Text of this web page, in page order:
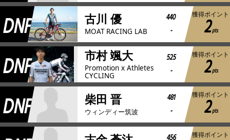
DNF 古川 優
MOAT RACING LAB
440
-
獲得ポイント
2pts
DNF 市村 颯大
Promotion x Athletes
CYCLING
525
-
獲得ポイント
2pts
DNF 柴田 晋
ウィンディー筑波
481
-
獲得ポイント
2pts
獲得ポイント